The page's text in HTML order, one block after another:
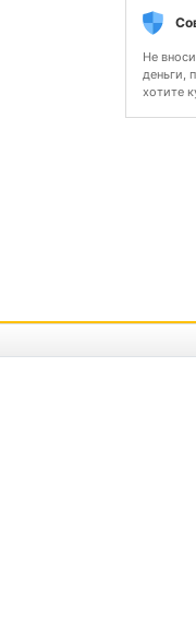
Не
деньги,
хотите